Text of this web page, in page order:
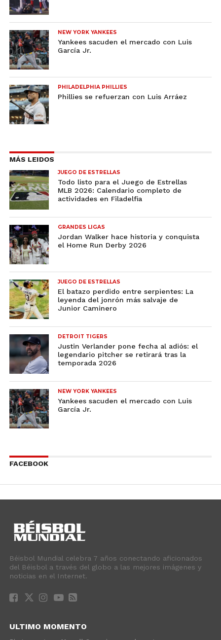
NEW YORK YANKEES
Yankees sacuden el mercado con Luis
García Jr.
PHILADELPHIA PHILLIES
Phillies se refuerzan con Luis Arráez
MÁS LEIDOS
JUEGO DE ESTRELLAS
Todo listo para el Juego de Estrellas
MLB 2026: Calendario completo de
actividades en Filadelfia
GRANDES LIGAS
Jordan Walker hace historia y conquista
el Home Run Derby 2026
JUEGO DE ESTRELLAS
El batazo perdido entre serpientes: La
leyenda del jonrón más salvaje de
Junior Caminero
DETROIT TIGERS
Justin Verlander pone fecha al adiós: el
legendario pitcher se retirará tras la
temporada 2026
NEW YORK YANKEES
Yankees sacuden el mercado con Luis
García Jr.
FACEBOOK
Béisbol Mundial celebra 7 años conectando aficionados
del Béisbol a través del globo a las mejores imágenes y
noticias en el Internet.
ULTIMO MOMENTO